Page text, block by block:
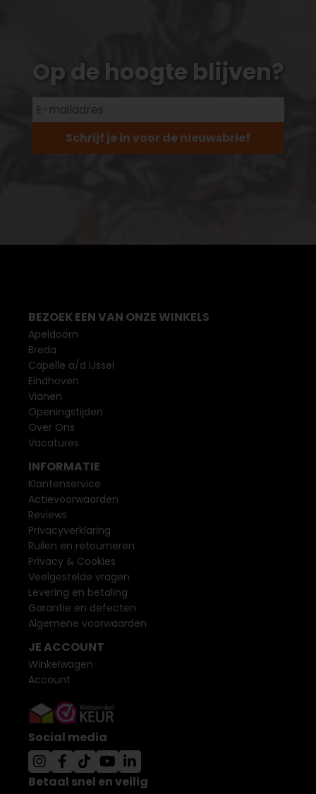
Op de hoogte blijven?
Schrijf je in voor de nieuwsbrief
BEZOEK EEN VAN ONZE WINKELS
Apeldoorn
Breda
Capelle a/d IJssel
Eindhoven
Vianen
Openingstijden
Over Ons
Vacatures
INFORMATIE
Klantenservice
Actievoorwaarden
Reviews
Privacyverklaring
Ruilen en retourneren
Privacy & Cookies
Veelgestelde vragen
Levering en betaling
Garantie en defecten
Algemene voorwaarden
JE ACCOUNT
Winkelwagen
Account
Social media
Betaal snel en veilig